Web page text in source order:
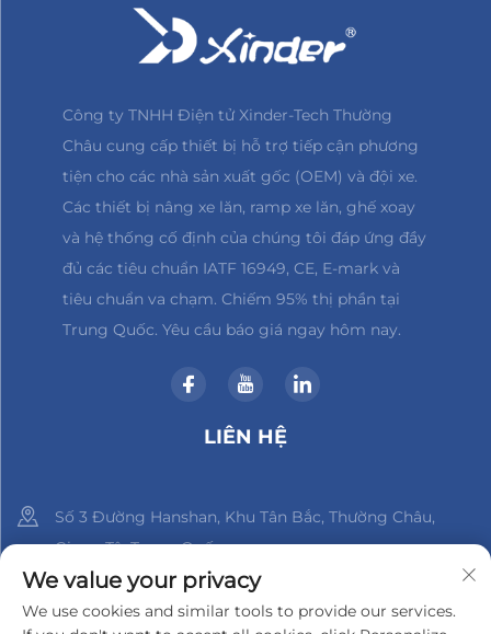
Công ty TNHH Điện tử Xinder-Tech Thường
Châu cung cấp thiết bị hỗ trợ tiếp cận phương
tiện cho các nhà sản xuất gốc (OEM) và đội xe.
Các thiết bị nâng xe lăn, ramp xe lăn, ghế xoay
và hệ thống cố định của chúng tôi đáp ứng đầy
đủ các tiêu chuẩn IATF 16949, CE, E-mark và
tiêu chuẩn va chạm. Chiếm 95% thị phần tại
Trung Quốc. Yêu cầu báo giá ngay hôm nay.
LIÊN HỆ
Số 3 Đường Hanshan, Khu Tân Bắc, Thường Châu,
Giang Tô, Trung Quốc
+86-18961288218
We value your privacy
We use cookies and similar tools to provide our services.